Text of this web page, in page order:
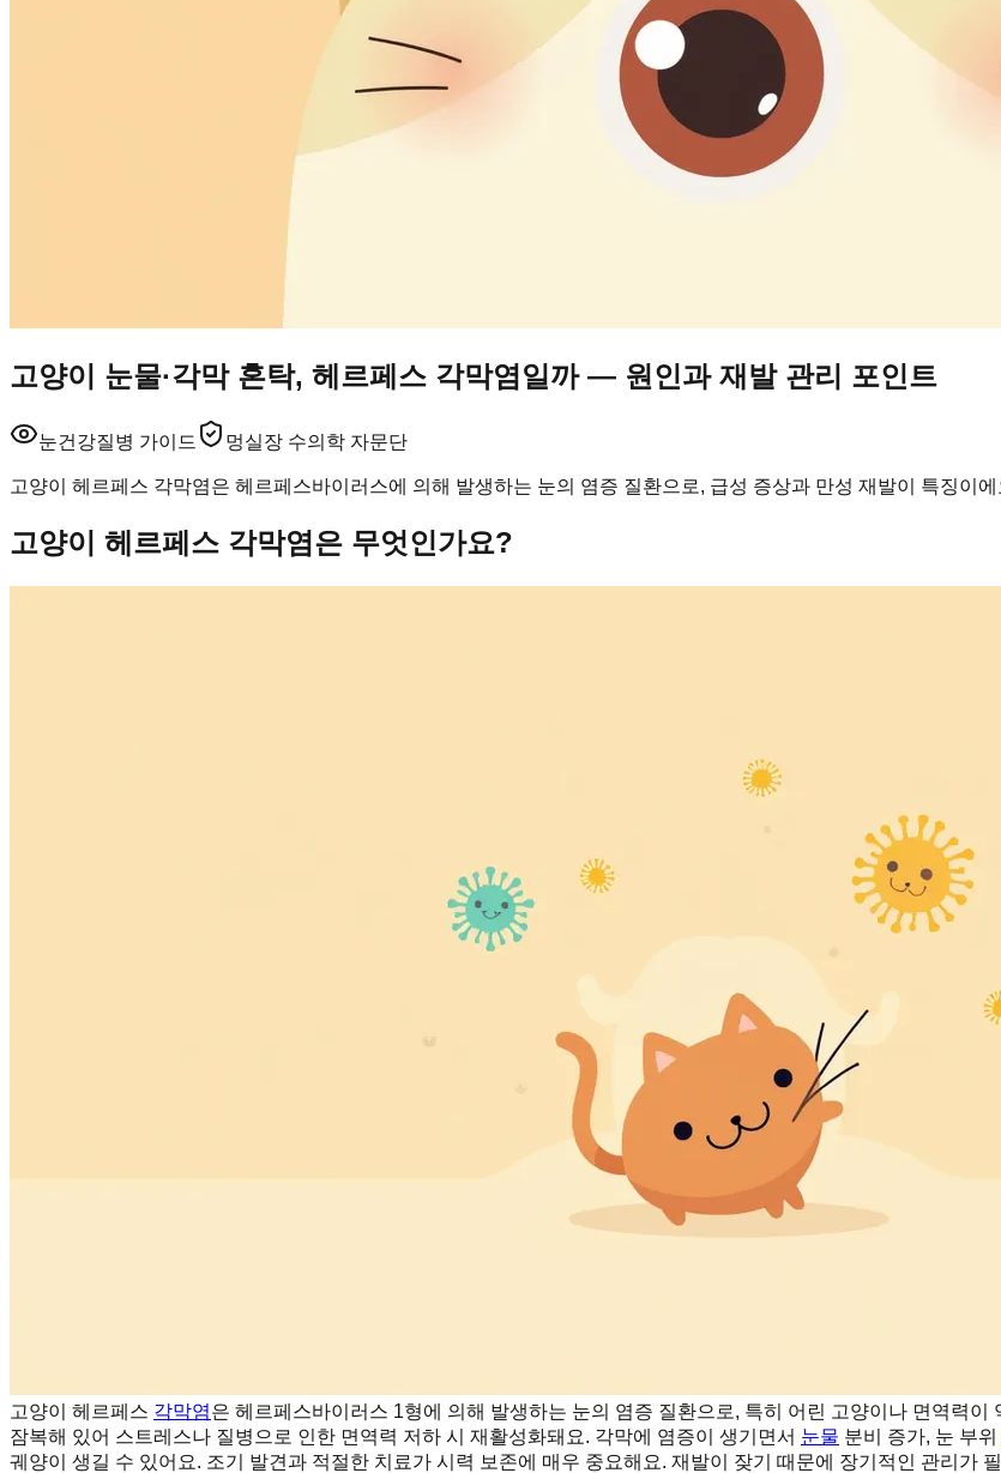
고양이 눈물·각막 혼탁, 헤르페스 각막염일까 — 원인과 재발 관리 포인트
눈건강질병 가이드 멍실장 수의학 자문단
고양이 헤르페스 각막염은 헤르페스바이러스에 의해 발생하는 눈의 염증 질환으로, 급성 증상과 만성 재발이 특징이
고양이 헤르페스 각막염은 무엇인가요?
고양이 헤르페스 각막염은 헤르페스바이러스 1형에 의해 발생하는 눈의 염증 질환으로, 특히 어린 고양이나 면역력
잠복해 있어 스트레스나 질병으로 인한 면역력 저하 시 재활성화돼요. 각막에 염증이 생기면서 눈물 분비 증가, 눈 부위
궤양이 생길 수 있어요. 조기 발견과 적절한 치료가 시력 보존에 매우 중요해요. 재발이 잦기 때문에 장기적인 관리가